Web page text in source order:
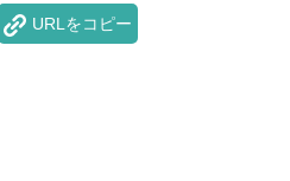
URLをコピー